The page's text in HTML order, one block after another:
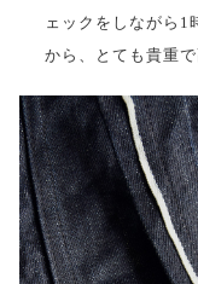
ェックをしながら1
から、とても貴重